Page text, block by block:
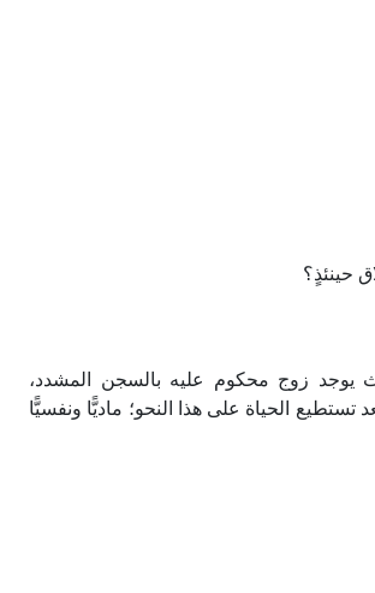
حينئذٍ؟
زوج محكوم عليه بالسجن المشدد،
الحياة على هذا النحو؛ ماديًّا ونفسيًّا